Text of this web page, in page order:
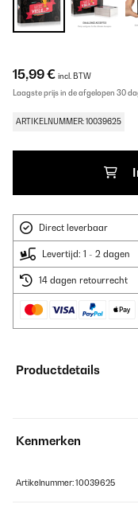
15,99 € incl. BTW
Laagste prijs in de afgelopen 30
ARTIKELNUMMER: 10039625
Direct leverbaar
Levertijd: 1 - 2 dagen
14 dagen retourrecht
Productdetails
Kenmerken
Artikelnummer: 10039625